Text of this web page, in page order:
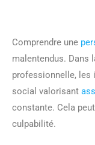
Comprendre une
malentendus. Dans
professionnelle, les
social valorisant
constante. Cela
culpabilité.